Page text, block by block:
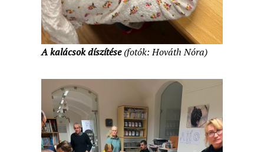
A kalácsok díszítése(fotók: Hováth Nóra)